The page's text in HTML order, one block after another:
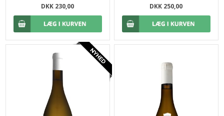
DKK 230,00 DKK 250,00